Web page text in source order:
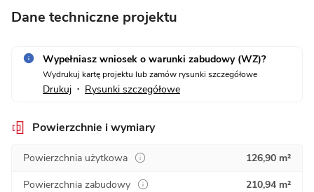
Dane techniczne projektu
Wypełniasz wniosek o warunki zabudowy (WZ)?
Wydrukuj kartę projektu lub zamów rysunki szczegółowe
Drukuj • Rysunki szczegółowe
Powierzchnie i wymiary
Powierzchnia użytkowa
126,90 m²
Powierzchnia zabudowy
210,94 m²